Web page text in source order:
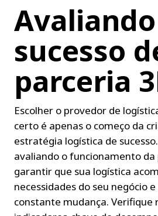
sucesso
parceria
Escolher o provedor de
certo é apenas o começo da
estratégia logística de
avaliando o funcionamento
garantir que sua logística
necessidades do seu negócio
constante mudança. Verifique